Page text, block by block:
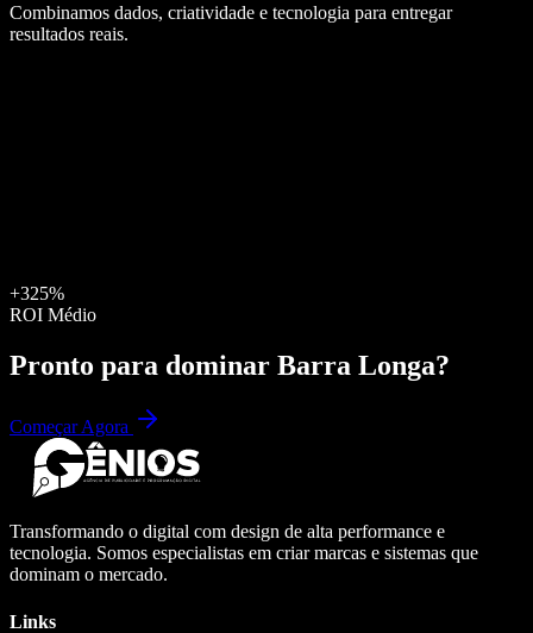
Combinamos dados, criatividade e tecnologia para entregar
resultados reais.
+325%
ROI Médio
Pronto para dominar Barra Longa?
Começar Agora
Transformando o digital com design de alta performance e
tecnologia. Somos especialistas em criar marcas e sistemas que
dominam o mercado.
Links